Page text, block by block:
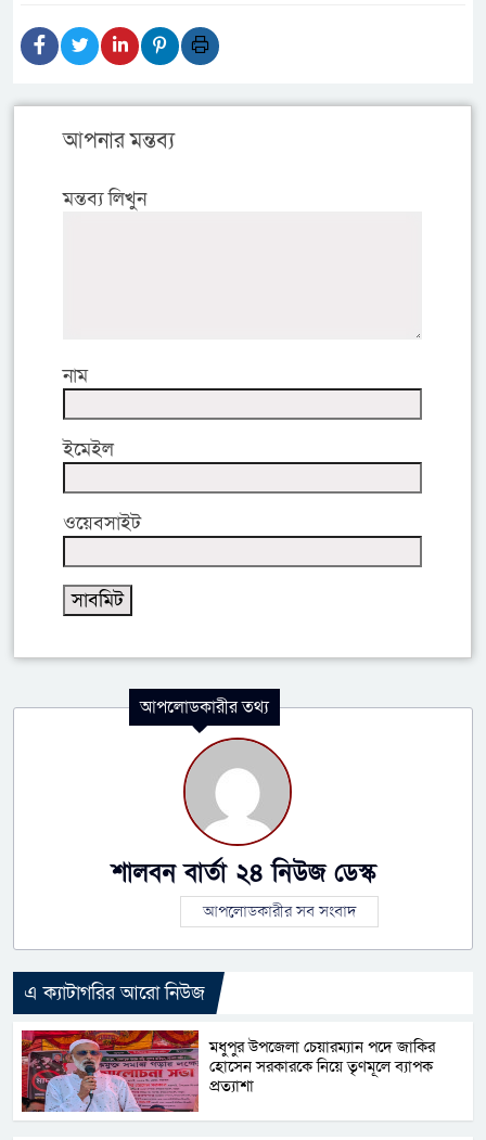
আপনার মন্তব্য
মন্তব্য লিখুন
নাম
ইমেইল
ওয়েবসাইট
আপলোডকারীর তথ্য
শালবন বার্তা ২৪ নিউজ ডেস্ক
আপলোডকারীর সব সংবাদ
এ ক্যাটাগরির আরো নিউজ
মধুপুর উপজেলা চেয়ারম্যান পদে জাকির
হোসেন সরকারকে নিয়ে তৃণমূলে ব্যাপক
প্রত্যাশা